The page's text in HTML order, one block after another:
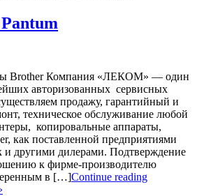
Brother Компания «ЛЕКОМ» — один
авторизованных сервисных
продажу, гарантийный и
техническое обслуживание любой
копировальные аппараты,
как поставленной предприятиями
и другими дилерами. Подтверждение
к фирме-производителю
в […]Continue reading